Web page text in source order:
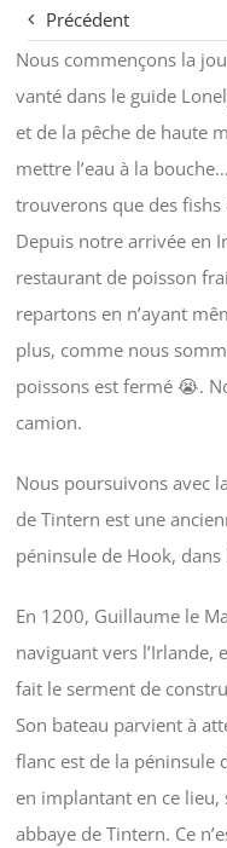
Précédent
Nous commençons la
vanté dans le guide
et de la pêche de haute
mettre l’eau à la
trouverons que des
Depuis notre arrivée en
restaurant de poisson
repartons en n’ayant
plus, comme nous
poissons est fermé 😭.
camion.
Nous poursuivons avec
de Tintern est une
péninsule de Hook,
En 1200, Guillaume le
naviguant vers l’Irlande,
fait le serment de
Son bateau parvient à
flanc est de la péninsule
en implantant en ce
abbaye de Tintern. Ce